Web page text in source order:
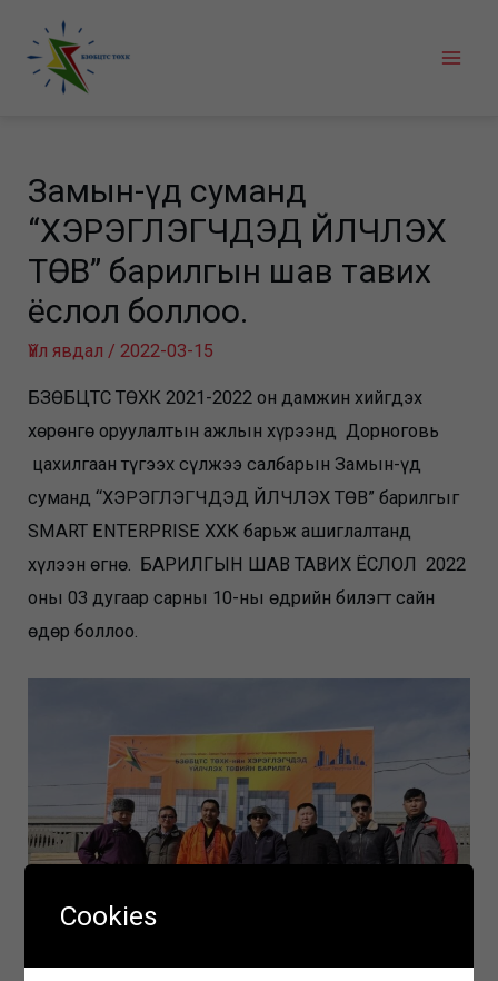
content
Замын-Үүд суманд
“ХЭРЭГЛЭГЧДЭД ҮЙЛЧЛЭХ
ТӨВ” барилгын шав тавих
ёслол боллоо.
Үйл явдал /2022-03-15
БЗӨБЦТС ТӨХК 2021-2022 он дамжин хийгдэх
хөрөнгө оруулалтын ажлын хүрээнд Дорноговь
цахилгаан түгээх сүлжээ салбарын Замын-Үүд
суманд “ХЭРЭГЛЭГЧДЭД ҮЙЛЧЛЭХ ТӨВ” барилгыг
SMART ENTERPRISE ХХК барьж ашиглалтанд
хүлээн өгнө. БАРИЛГЫН ШАВ ТАВИХ ЁСЛОЛ 2022
оны 03 дугаар сарны 10-ны өдрийн билэгт сайн
өдөр боллоо.
Cookies